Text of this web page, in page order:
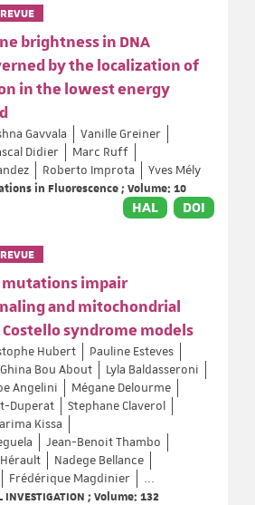
brightness in DNA
by the localization of
in the lowest energy
Gavvala
Vanille Greiner
Didier
Marc Ruff
Roberto Improta
Yves Mély
in Fluorescence ; Volume: 10
HAL DOI
mutations impair
and mitochondrial
syndrome models
Hubert
Pauline Esteves
Ghina Bou About
Lyla Baldasseroni
Angelini
Mégane Delourme
Duperat
Stephane Claverol
Kissa
Jean-Benoit Thambo
Nadege Bellance
Frédérique Magdinier
...
INVESTIGATION ; Volume: 132